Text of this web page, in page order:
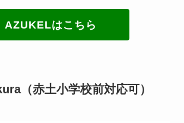
AZUKELはこちら
（赤土小学校前対応可）